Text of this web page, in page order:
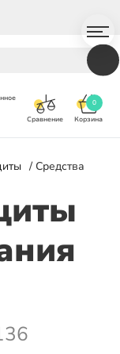
Сравнение Корзина
0
/ Средства